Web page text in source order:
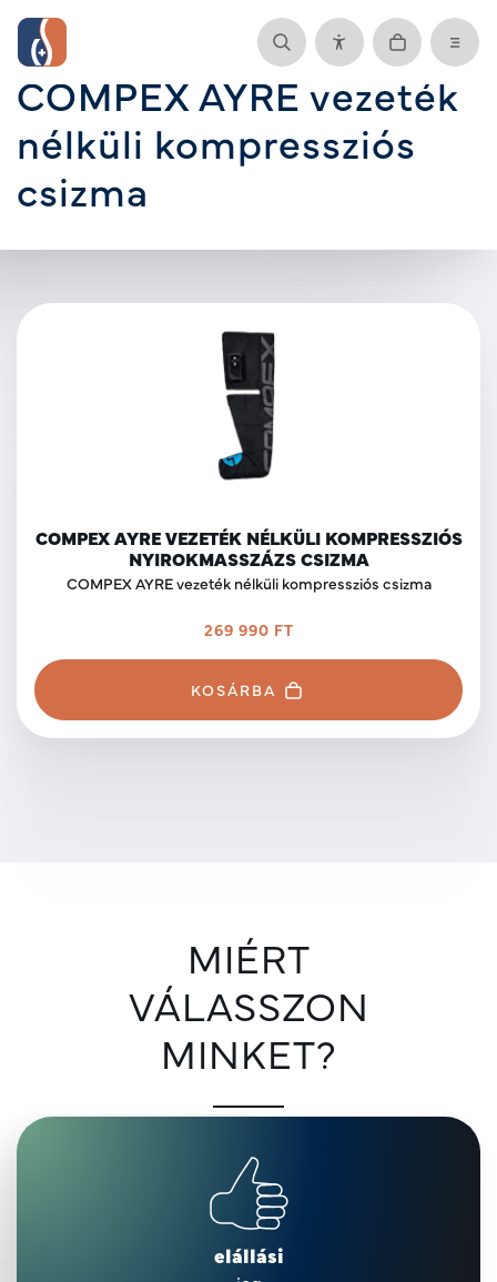
COMPEX AYRE vezeték
nélküli kompressziós
csizma
COMPEX AYRE VEZETÉK NÉLKÜLI KOMPRESSZIÓS
NYIROKMASSZÁZS CSIZMA
COMPEX AYRE vezeték nélküli kompressziós csizma
269 990 FT
KOSÁRBA
MIÉRT
VÁLASSZON
MINKET?
elállási